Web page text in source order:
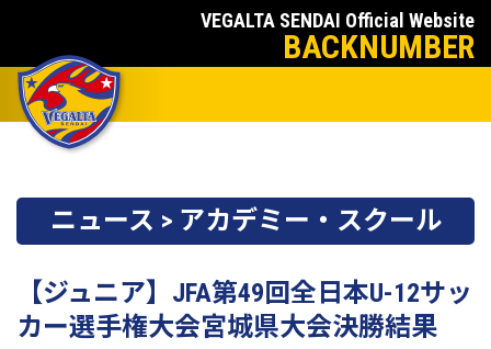
VEGALTA SENDAI Official Website
BACKNUMBER
ニュース > アカデミー・スクール
【ジュニア】JFA第49回全日本U-12サッ
カー選手権大会宮城県大会決勝結果